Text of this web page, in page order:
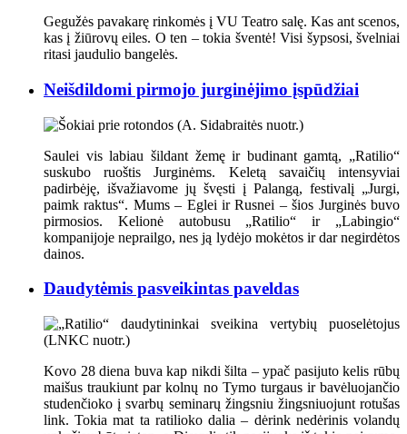
Gegužės pavakarę rinkomės į VU Teatro salę. Kas ant scenos,
kas į žiūrovų eiles. O ten – tokia šventė! Visi šypsosi, švelniai
ritasi jaudulio bangelės.
Neišdildomi pirmojo jurginėjimo įspūdžiai
Saulei vis labiau šildant žemę ir budinant gamtą, „Ratilio“
suskubo ruoštis Jurginėms. Keletą savaičių intensyviai
padirbėję, išvažiavome jų švęsti į Palangą, festivalį „Jurgi,
paimk raktus“. Mums – Eglei ir Rusnei – šios Jurginės buvo
pirmosios. Kelionė autobusu „Ratilio“ ir „Labingio“
kompanijoje neprailgo, nes ją lydėjo mokėtos ir dar negirdėtos
dainos.
Daudytėmis pasveikintas paveldas
Kovo 28 diena buva kap nikdi šilta – ypač pasijuto kelis rūbų
maišus traukiunt par kolnų no Tymo turgaus ir bavėluojančio
studenčioko į svarbų seminarų žingsniu žingsniuojunt rotušas
link. Tokia mat ta ratilioko dalia – dėrink nedėrinis volandų